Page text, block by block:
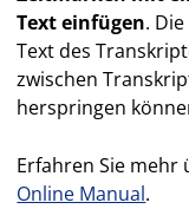
Text einfügen.
Text des
zwischen
herspringen
Erfahren Sie mehr
Online Manual.